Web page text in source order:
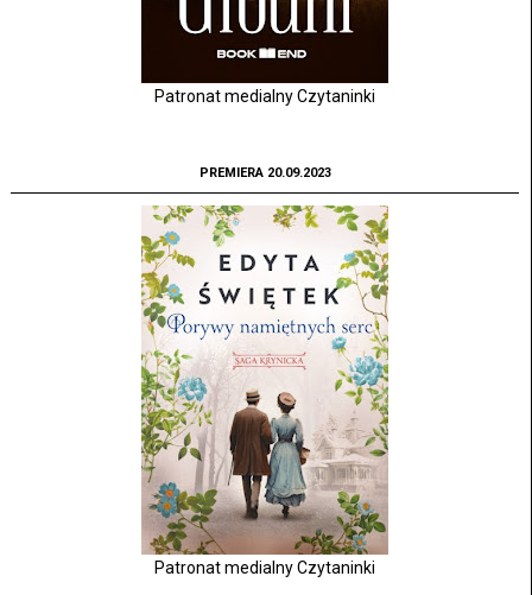
Patronat medialny Czytaninki
PREMIERA 20.09.2023
Patronat medialny Czytaninki